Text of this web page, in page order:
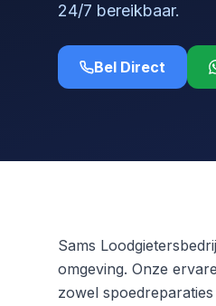
24/7 bereikbaar.
Bel Direct
Sams
omgeving. Onze
zowel